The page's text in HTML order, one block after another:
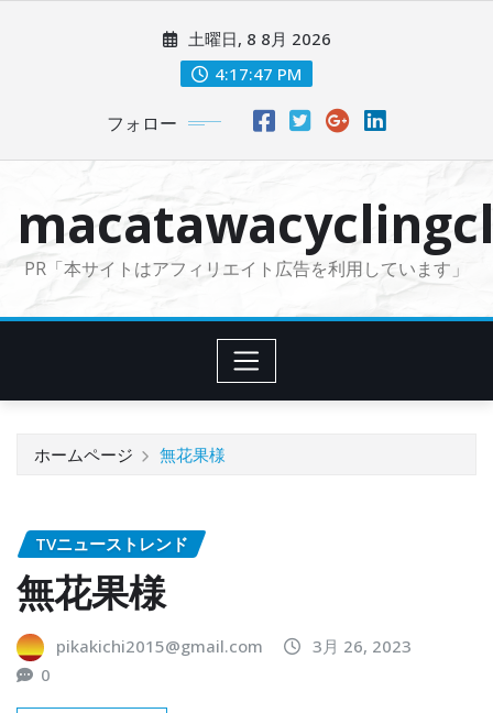
に
土曜日, 8 8月 2026
4:17:48 PM
フォロー
PR「本サイトはアフィリエイト広告を利用しています」
ホームページ 無花果様
TVニューストレンド
無花果様
pikakichi2015@gmail.com
3月 26, 2023
0